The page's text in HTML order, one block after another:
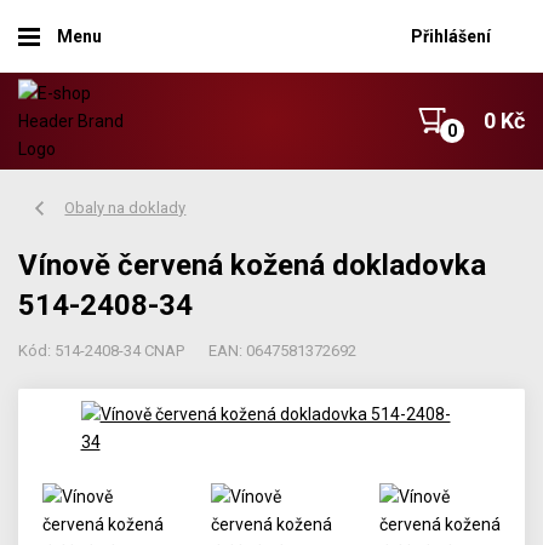
Menu Přihlášení
0 Kč
Obaly na doklady
Vínově červená kožená dokladovka
514-2408-34
Kód: 514-2408-34 CNAP EAN: 0647581372692